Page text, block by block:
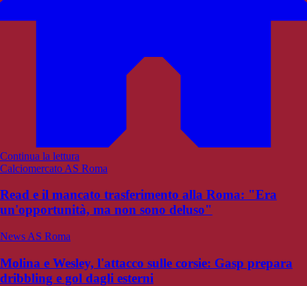
Continua la lettura
Calciomercato AS Roma
Read e il mancato trasferimento alla Roma: "Era
un'opportunità, ma non sono deluso"
News AS Roma
Molina e Wesley, l'attacco sulle corsie: Gasp prepara
dribbling e gol dagli esterni